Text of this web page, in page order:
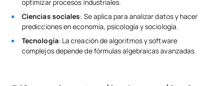
optimizar procesos industriales.
Ciencias sociales: Se aplica para analizar datos y hacer
predicciones en economía, psicología y sociología.
Tecnología: La creación de algoritmos y software
complejos depende de fórmulas algebraicas avanzadas.